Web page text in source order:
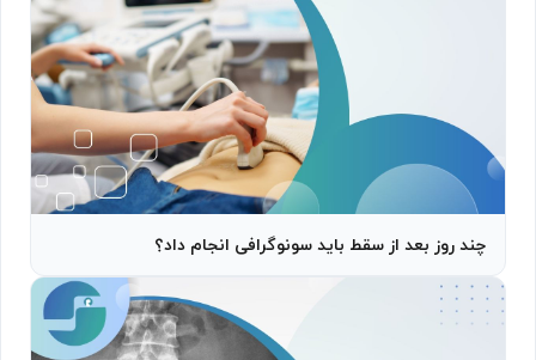
چند روز بعد از سقط باید سونوگرافی انجام داد؟